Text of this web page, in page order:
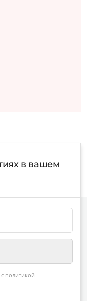
в вашем
политикой